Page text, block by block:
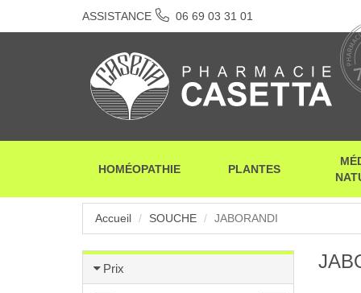
ASSISTANCE 06 69 03 31 01
HOMÉOPATHIE PLANTES
Accueil SOUCHE JABORANDI
Prix